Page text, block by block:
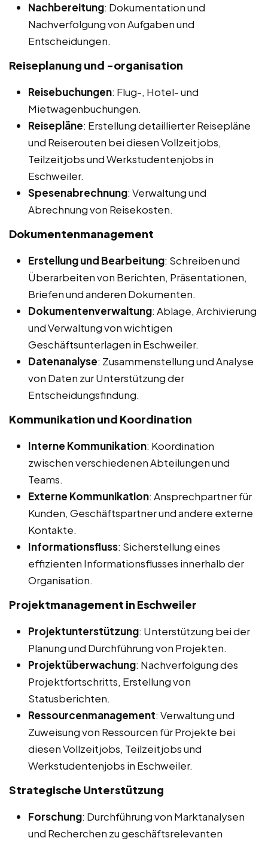
Nachbereitung: Dokumentation und
Nachverfolgung von Aufgaben und
Entscheidungen.
Reiseplanung und -organisation
Reisebuchungen: Flug-, Hotel- und
Mietwagenbuchungen.
Reisepläne: Erstellung detaillierter Reisepläne
und Reiserouten bei diesen Vollzeitjobs,
Teilzeitjobs und Werkstudentenjobs in
Eschweiler.
Spesenabrechnung: Verwaltung und
Abrechnung von Reisekosten.
Dokumentenmanagement
Erstellung und Bearbeitung: Schreiben und
Überarbeiten von Berichten, Präsentationen,
Briefen und anderen Dokumenten.
Dokumentenverwaltung: Ablage, Archivierung
und Verwaltung von wichtigen
Geschäftsunterlagen in Eschweiler.
Datenanalyse: Zusammenstellung und Analyse
von Daten zur Unterstützung der
Entscheidungsfindung.
Kommunikation und Koordination
Interne Kommunikation: Koordination
zwischen verschiedenen Abteilungen und
Teams.
Externe Kommunikation: Ansprechpartner für
Kunden, Geschäftspartner und andere externe
Kontakte.
Informationsfluss: Sicherstellung eines
effizienten Informationsflusses innerhalb der
Organisation.
Projektmanagement in Eschweiler
Projektunterstützung: Unterstützung bei der
Planung und Durchführung von Projekten.
Projektüberwachung: Nachverfolgung des
Projektfortschritts, Erstellung von
Statusberichten.
Ressourcenmanagement: Verwaltung und
Zuweisung von Ressourcen für Projekte bei
diesen Vollzeitjobs, Teilzeitjobs und
Werkstudentenjobs in Eschweiler.
Strategische Unterstützung
Forschung: Durchführung von Marktanalysen
und Recherchen zu geschäftsrelevanten